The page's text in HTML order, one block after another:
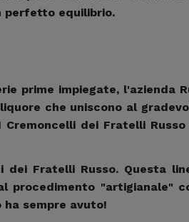
perfetto equilibrio.
prime impiegate, l'azienda
che uniscono al
dei Fratelli
Fratelli Russo. Questa
"artigianale"
sempre avuto!